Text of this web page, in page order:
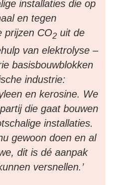
installaties die op
en tegen
prijzen CO2uit de
van elektrolyse –
basisbouwblokken
industrie:
en kerosine. We
die gaat bouwen
installaties.
gewoon doen en al
dit is dé aanpak
versnellen.’